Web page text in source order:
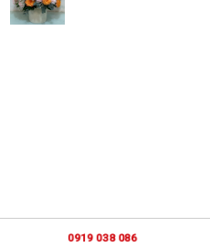
0919 038 086